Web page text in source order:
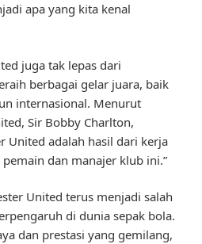
apa yang kita kenal
juga tak lepas dari
berbagai gelar juara, baik
internasional. Menurut
Sir Bobby Charlton,
United adalah hasil dari kerja
dan manajer klub ini.”
United terus menjadi salah
di dunia sepak bola.
dan prestasi yang gemilang,